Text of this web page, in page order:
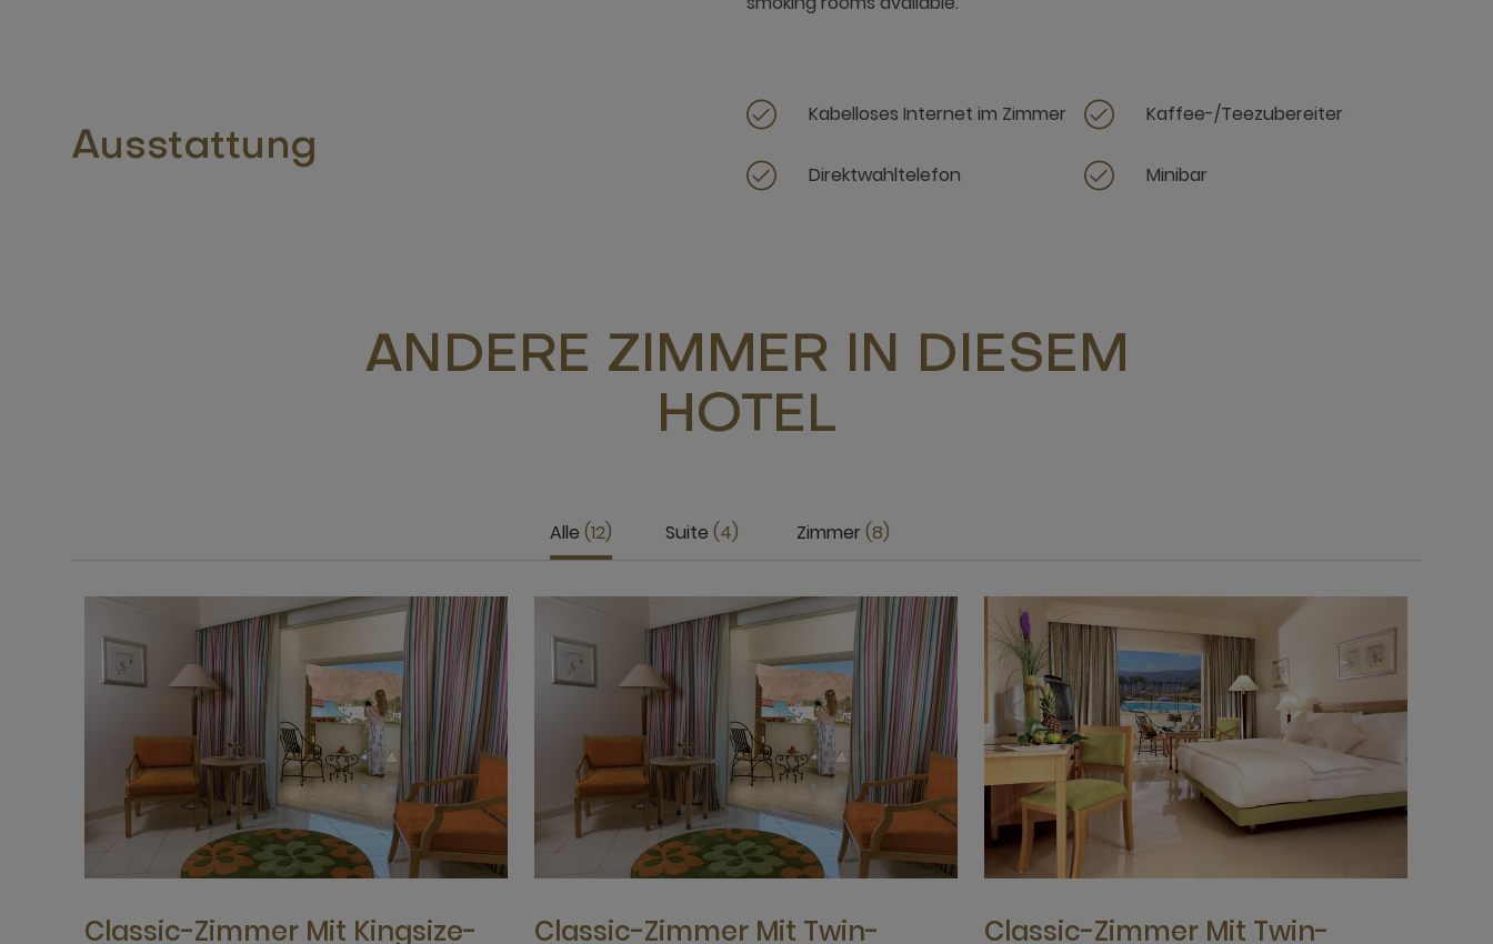
Ausstattung
Kabelloses Internet im Zimmer Kaffee-/Teezubereiter
Direktwahltelefon Minibar
ANDERE ZIMMER IN DIESEM
HOTEL
Alle 12 Suite 4 Zimmer 8
Classic-Zimmer Mit Kingsize-
Classic-Zimmer Mit Twin-
Classic-Zimmer Mit Twin-